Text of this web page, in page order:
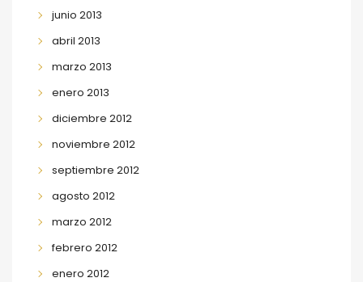
junio 2013
abril 2013
marzo 2013
enero 2013
diciembre 2012
noviembre 2012
septiembre 2012
agosto 2012
marzo 2012
febrero 2012
enero 2012